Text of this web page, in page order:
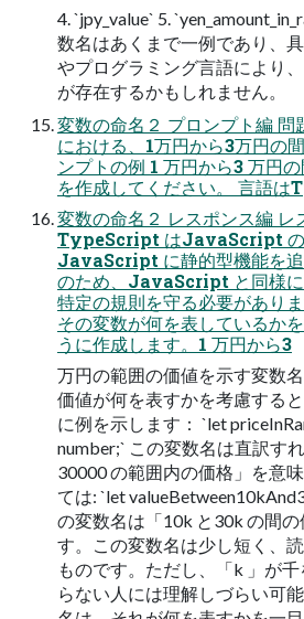
4. `jpy_value` 5.
数名はあくまで一例であり、
やプログラミング言語により
が存在するかもしれません。
変数の命名２ プロンプト編
における、1万円から3万円の
ンプトの例 1 万円から3 万円
を作成してください。 言語は
変数の命名２ レスポンス編 レ
TypeScript はJavaScript の
JavaScript に静的型機能を追
のため、JavaScript と同様に
特定の規則を守る必要があり
その変数が何を表しているか
うに作成します。1 万円から3
万円の範囲の価値を示す変数
価値が何を表すかを考慮する
に例を示します： `let
number;` この変数名は直訳す
30000 の範囲内の価格」を意
ては: `let
の変数名は「10k と30k の間の
す。この変数名は少し短く、
ものです。ただし、「k 」が
らない人には理解しづらい可